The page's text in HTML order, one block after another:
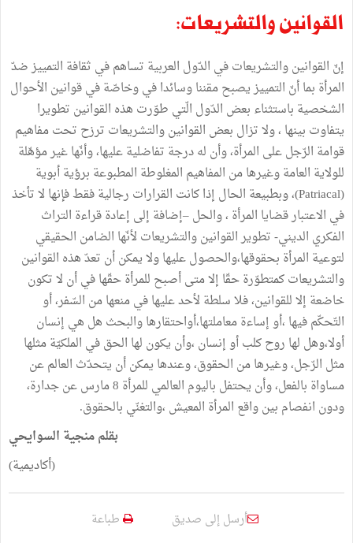
القوانين والتشريعات:
إنّ القوانين والتشريعات في الدّول العربية تساهم في ثقافة التمييز ضدّ
المرأة بما أنّ التمييز يصبح مقننا وسائدا في وخاصّة في قوانين الأحوال
الشخصية باستثناء بعض الدّول الّتي طوّرت هذه القوانين تطويرا
يتفاوت بينها ، ولا تزال بعض القوانين والتشريعات ترزح تحت مفاهيم
قوامة الرّجل على المرأة، وأن له درجة تفاضلية عليها، وأنّها غير مؤهّلة
للولاية العامة وغيرها من المفاهيم المغلوطة المطبوعة برؤية أبوية
(Patriacal)، وبطبيعة الحال إذا كانت القرارات رجالية فقط فإنها لا تأخذ
في الاعتبار قضايا المرأة ، والحل –إضافة إلى إعادة قراءة التراث
الفكري الديني- تطوير القوانين والتشريعات لأنّها الضامن الحقيقي
لتوعية المرأة بحقوقها،والحصول عليها ولا يمكن أن تعدّ هذه القوانين
والتشريعات كمتطوّرة حقّا إلا متى أصبح للمرأة حقّها في أن لا تكون
خاضعة إلا للقوانين، فلا سلطة لأحد عليها في منعها من السّفر، أو
التّحكّم فيها ،أو إساءة معاملتها،أواحتقارها والبحث هل هي إنسان
أولا،وهل لها روح كلب أو إنسان ،وأن يكون لها الحق في الملكيّة مثلها
مثل الرّجل، وغيرها من الحقوق، وعندها يمكن أن يتحدّث العالم عن
مساواة بالفعل، وأن يحتفل باليوم العالمي للمرأة 8 مارس عن جدارة،
ودون انفصام بين واقع المرأة المعيش ،والتغنّي بالحقوق.
بقلم منجية السوايحي
(أكاديمية)
أرسل إلى صديق طباعة